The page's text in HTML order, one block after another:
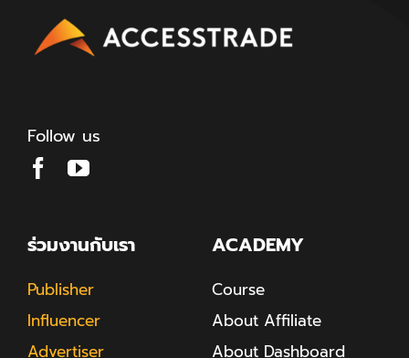
Follow us
ร่วมงานกับเรา
Publisher
Influencer
Advertiser
ACADEMY
Course
About Affiliate
About Dashboard